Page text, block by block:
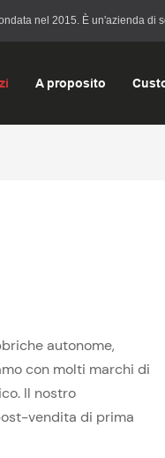
nel 2015. È un'azienda
A proposito
autonome,
con molti marchi di
Il nostro
vendita di prima